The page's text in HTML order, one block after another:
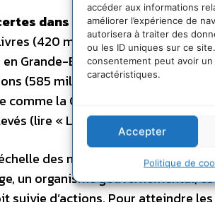
accéder aux informations
améliorer l’expérience de
autorisera à traiter des
ou les ID uniques sur ce
consentement peut avoir
caractéristiques.
Accepter
Politique de
dans le bon sens.
(420 millions d’euros) va
Grande-Bretagne.
(585 millions d’euros) sont aussi
comme la Grande-Bretagne, est
(lire « La Tribune » du 11 mars
des mesures semble limitée.
un organisme gouvernemental,
suivie d’actions. Pour atteindre